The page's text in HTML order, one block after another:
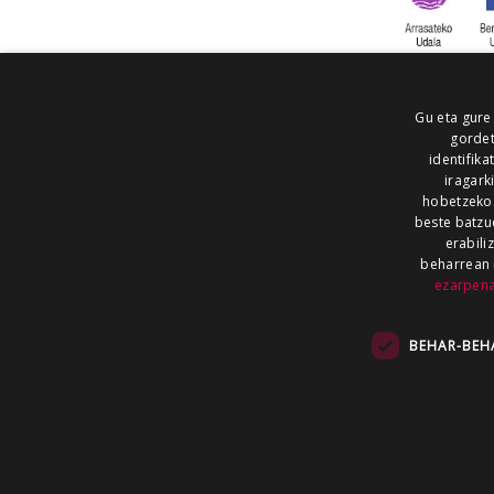
ALEA
NOAUA
Gu eta
hobetzeko.
beste
beharrean
BEHAR-